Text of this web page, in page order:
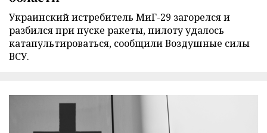
Украинский истребитель МиГ-29 загорелся и
разбился при пуске ракеты, пилоту удалось
катапультироваться, сообщили Воздушные силы
ВСУ.